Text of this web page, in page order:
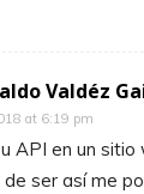
Valdéz
at 6:19 pm
API en un
ser así me